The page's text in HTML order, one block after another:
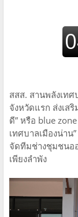
สสส. สานพลังเทศ
จังหวัดแรก ส่งเส
ดี” หรือ blue
เทศบาลเมืองน่า
จัดทีมช่างชุมชนอ
เพียงลำพัง